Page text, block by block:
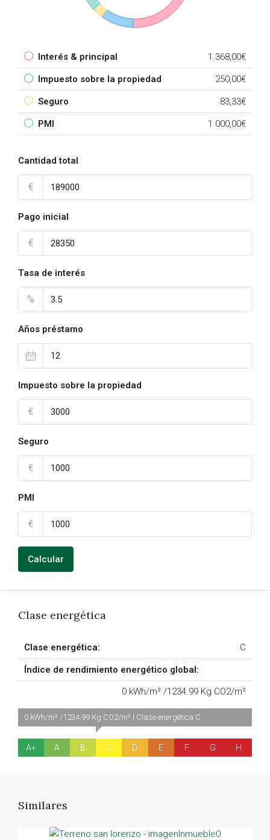
Interés & principal 1.368,00€
Impuesto sobre la propiedad 250,00€
Seguro 83,33€
PMI 1.000,00€
Cantidad total
€
Pago inicial
€
Tasa de interés
%
Años préstamo
Impuesto sobre la propiedad
€
Seguro
€
PMI
€
Calcular
Clase energética
Clase energética: C
Índice de rendimiento energético global:
0 kWh/m² /1234.99 Kg CO2/m²
A+ A B
0 kWh/m² /1234.99 Kg CO2/m² | Clase energética C
C D E F G H
Similares